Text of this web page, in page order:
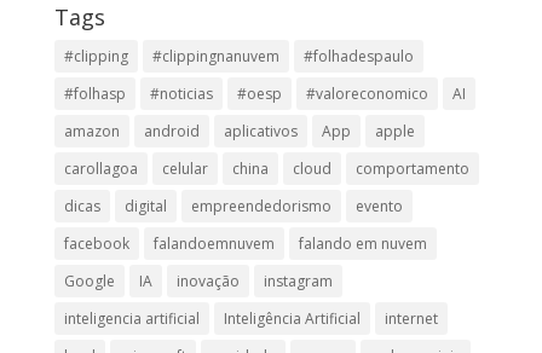
Tags
#clipping #clippingnanuvem
#folhadespaulo
#folhasp
#noticias #oesp #valoreconomico
AI
amazon
android aplicativos App
apple
carollagoa
celular china cloud
comportamento
dicas
digital empreendedorismo
evento
facebook
falandoemnuvem
falando em nuvem
Google
IA inovação
instagram
inteligencia artificial
Inteligência Artificial
internet